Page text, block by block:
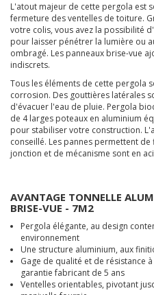
L'atout majeur de cette pergola est
fermeture des ventelles de toiture.
votre colis, vous avez la possibilité
pour laisser pénétrer la lumière ou
ombragé. Les panneaux brise-vue
indiscrets.
Tous les éléments de cette pergola
corrosion. Des gouttières latérales
d'évacuer l'eau de pluie. Pergola
de 4 larges poteaux en aluminium
pour stabiliser votre construction.
conseillé. Les pannes permettent de
jonction et de mécanisme sont en
AVANTAGE TONNELLE
BRISE-VUE - 7M2
Pergola élégante, au design
environnement
Une structure aluminium, aux
Gage de qualité et de résistance
garantie fabricant de 5 ans
Ventelles orientables, pivotant